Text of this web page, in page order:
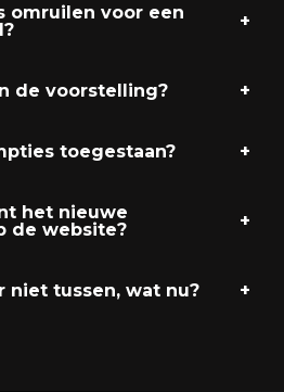
omruilen voor een
de voorstelling?
toegestaan?
het nieuwe
de website?
niet tussen, wat nu?